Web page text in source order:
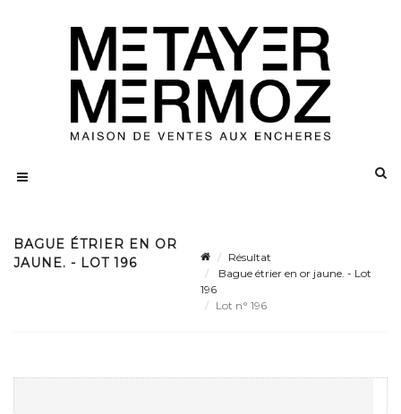
BAGUE ÉTRIER EN OR
JAUNE. - LOT 196
Résultat
Bague étrier en or jaune. - Lot
196
Lot n° 196